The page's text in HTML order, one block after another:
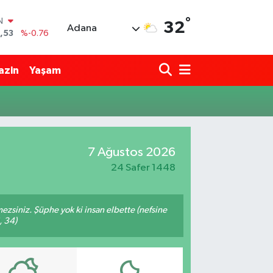
%-0.76
Adana 32°
Yaşam
7 Ağustos 2026
24 Safer 1448
Şüphe yok ki insan elbette (nefsine
34)